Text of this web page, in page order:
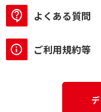
よくある質問
ご利用規約等